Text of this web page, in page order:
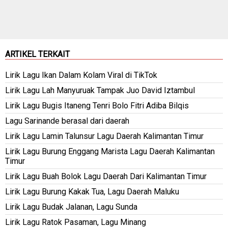
ARTIKEL TERKAIT
Lirik Lagu Ikan Dalam Kolam Viral di TikTok
Lirik Lagu Lah Manyuruak Tampak Juo David Iztambul
Lirik Lagu Bugis Itaneng Tenri Bolo Fitri Adiba Bilqis
Lagu Sarinande berasal dari daerah
Lirik Lagu Lamin Talunsur Lagu Daerah Kalimantan Timur
Lirik Lagu Burung Enggang Marista Lagu Daerah Kalimantan
Timur
Lirik Lagu Buah Bolok Lagu Daerah Dari Kalimantan Timur
Lirik Lagu Burung Kakak Tua, Lagu Daerah Maluku
Lirik Lagu Budak Jalanan, Lagu Sunda
Lirik Lagu Ratok Pasaman, Lagu Minang